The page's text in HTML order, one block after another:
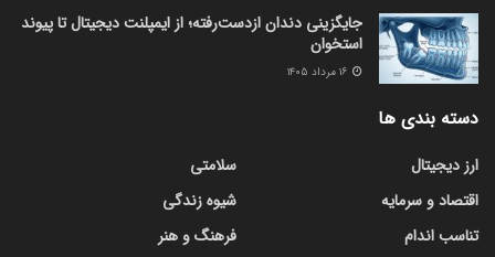
جایگزینی دندان ازدست‌رفته؛ از ایمپلنت دیجیتال تا پیوند
استخوان
دسته بندی ها
ارز دیجیتال
اقتصاد و سرمایه
تناسب اندام
سلامتی
شیوه زندگی
فرهنگ و هنر